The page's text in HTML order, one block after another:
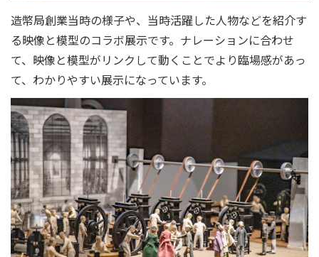
造幣局創業当時の様子や、当時活躍した人物などを紹介す
る映像と模型のコラボ展示です。ナレーションに合わせ
て、映像と模型がリンクして動くことでより臨場感があっ
て、わかりやすい展示になっています。